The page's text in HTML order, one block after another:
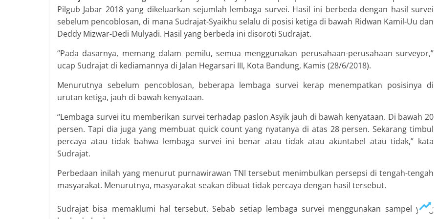
Pilgub Jabar 2018 yang dikeluarkan sejumlah lembaga survei. Hasil ini berbeda dengan hasil survei
sebelum pencoblosan, di mana Sudrajat-Syaikhu selalu di posisi ketiga di bawah Ridwan Kamil-Uu dan
Deddy Mizwar-Dedi Mulyadi. Hasil yang berbeda ini disoroti Sudrajat.
“Pada dasarnya, memang dalam pemilu, semua menggunakan perusahaan-perusahaan surveyor,”
ucap Sudrajat di kediamannya di Jalan Hegarsari III, Kota Bandung, Kamis (28/6/2018).
Menurutnya sebelum pencoblosan, beberapa lembaga survei kerap menempatkan posisinya di
urutan ketiga, jauh di bawah kenyataan.
“Lembaga survei itu memberikan survei terhadap paslon Asyik jauh di bawah kenyataan. Di bawah 20
persen. Tapi dia juga yang membuat quick count yang nyatanya di atas 28 persen. Sekarang timbul
percaya atau tidak bahwa lembaga survei ini benar atau tidak atau akuntabel atau tidak,” kata
Sudrajat.
Perbedaan inilah yang menurut purnawirawan TNI tersebut menimbulkan persepsi di tengah-tengah
masyarakat. Menurutnya, masyarakat seakan dibuat tidak percaya dengan hasil tersebut.
Sudrajat bisa memaklumi hal tersebut. Sebab setiap lembaga survei menggunakan sampel yang